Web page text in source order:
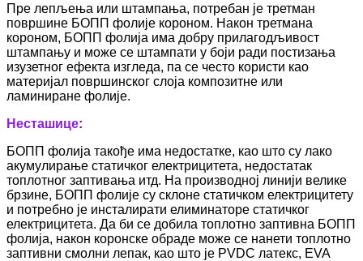
Пре лепљења или штампања, потребан је третман
површине БОПП фолије короном. Након третмана
короном, БОПП фолија има добру прилагодљивост
штампању и може се штампати у боји ради постизања
изузетног ефекта изгледа, па се често користи као
материјал површинског слоја композитне или
ламиниране фолије.
Несташице:
БОПП фолија такође има недостатке, као што су лако
акумулирање статичког електрицитета, недостатак
топлотног заптивања итд. На производној линији велике
брзине, БОПП фолије су склоне статичком електрицитету
и потребно је инсталирати елиминаторе статичког
електрицитета. Да би се добила топлотно заптивна БОПП
фолија, након коронске обраде може се нанети топлотно
заптивни смолни лепак, као што је PVDC латекс, EVA